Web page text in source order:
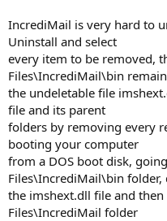
IncrediMail is very hard to
Uninstall and select
every item to be removed,
Files\IncrediMail\bin
the undeletable file
file and its parent
folders by removing every
booting your computer
from a DOS boot disk,
Files\IncrediMail\bin folder,
the imshext.dll file and
Files\IncrediMail folder